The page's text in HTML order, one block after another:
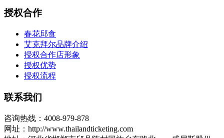
授权合作
春花邱食
艾克拜尔品牌介绍
授权合作店形象
授权优势
授权流程
联系我们
咨询热线：4008-979-878
网址：http://www.thailandticketing.com